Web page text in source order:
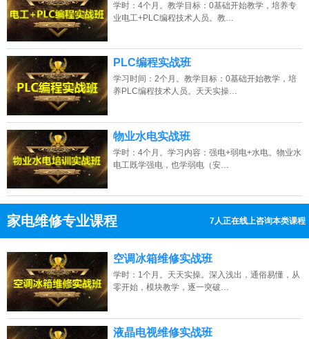
学时：4个月。教学目标：0基础开始教学，培养专
业电工+PLC编程技术人员。教…
PLC编程实战班
学习时间：2个月。教学目标：0基础开始教学，培
养PLC编程技术人员。天天实操…
物业水电实战班
学时：4个月。学习内容：强电+弱电+水电。物业水
电工既学强电，也学弱电（安…
家电维修专业课程 7人正在线上咨询本类课程
点击免费咨询电话：13807313137
空调冰箱维修实战班
学时：1个月。天天实操。深入浅出，通俗易懂，从
零开始，模块教学，逐一突破…
液晶电视维修实战班